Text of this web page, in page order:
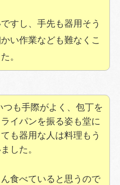
すし、手先も器用そう
い作業なども難なくこ
。
も手際がよく、包丁を
イパンを振る姿も堂に
も器用な人は料理もう
した。
食べていると思うので